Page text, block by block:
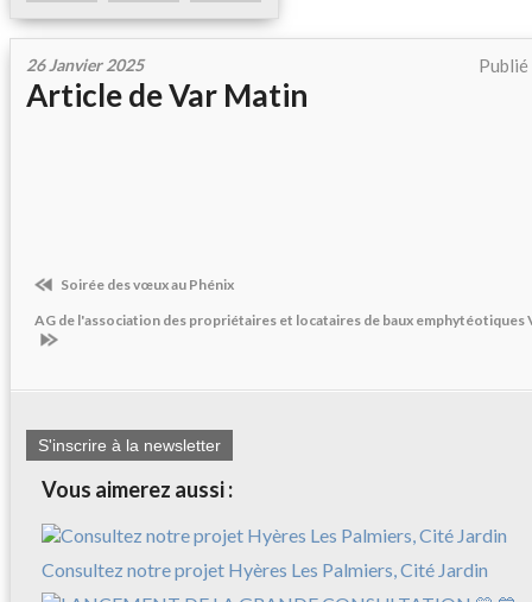
26 Janvier 2025
Article de Var Matin
Soirée des vœux au Phénix
AG de l'association des propriétaires et locataires de baux emphytéotiques
S'inscrire à la newsletter
Vous aimerez aussi :
Consultez notre projet Hyères Les Palmiers, Cité Jardin